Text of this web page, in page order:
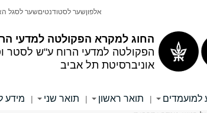
החוג למקרא הפקולטה למדעי
הפקולטה למדעי הרוח ע"ש לסטר
אוניברסיטת תל אביב
אלפוןשער לסטודנטיםשער לסגל
למועמדים | תואר ראשון | תואר שני | מידע